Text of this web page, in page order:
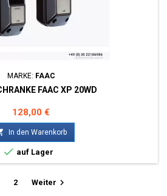
MARKE: FAAC
FAAC XP 20WD
Preis
128,00 €
In den Warenkorb
 auf Lager
2 Weiter 